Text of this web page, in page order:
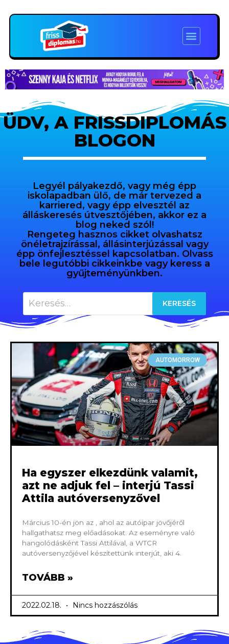
ÜDV, A FRISSDIPLOMÁS
BLOGON
Legyél pályakezdő, vagy még épp
iskolapadban ülő, de már tervezed a
karriered, vagy épp elvesztél az
álláskeresés útvesztőjében, akkor ez a
blog neked szól!
Rengeteg hasznos cikket olvashatsz
önéletrajzírással, állásinterjúzással vagy
épp önfejlesztéssel kapcsolatban. Olvass
bele legutóbbi cikkeinkbe vagy keress a
gyűjteményünkben.
AUTOMORROW
Ha egyszer elkezdünk valamit,
azt ne adjuk fel – interjú Tassi
Attila autóversenyzővel
Március 10-én jön az , ahol az autóipar jövőjéről
hallgathatsz meg előadásokat. Az eseményre való
hangolódásként Tassi Attilával, a WTCR
autóversenyzőjével készítettünk interjút, aki 4.
TOVÁBB »
2022.02.18. Nincs hozzászólás